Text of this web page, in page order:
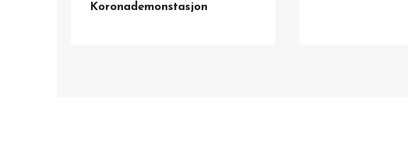
Koronademonstasjon